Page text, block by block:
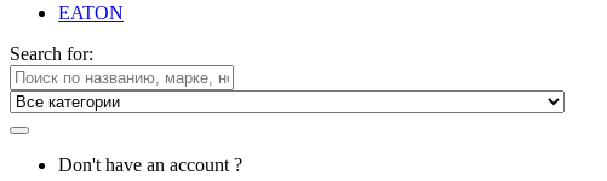
EATON
Search for:
Don't have an account ?